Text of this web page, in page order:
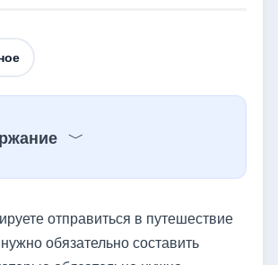
отправиться в путешествие
обязательно составить